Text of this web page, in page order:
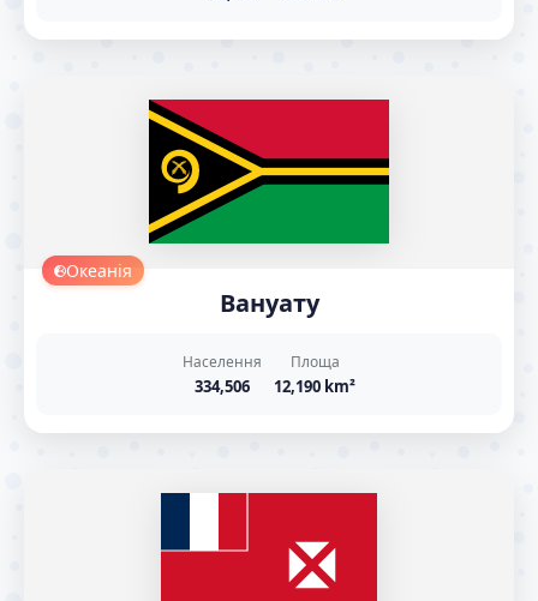
Океанія
Вануату
Населення
334,506
Площа
12,190 km²